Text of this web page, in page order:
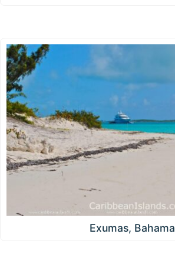
Exumas, Bahama